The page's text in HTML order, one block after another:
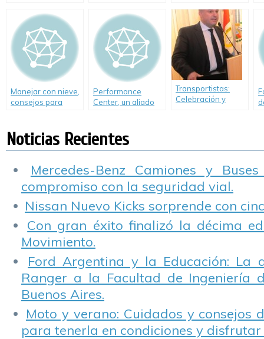
Consejos de
«Abriendo
Caminos Seguros»
del auto
Manejar con nieve,
consejos para
Performance
Center, un aliado
vacaciones.
Transportistas:
Celebración y
Noticias Recientes
Mercedes-Benz Camiones y
compromiso con la seguridad vial.
Nissan Nuevo Kicks sorprende con
Con gran éxito finalizó la décima
Movimiento.
Ford Argentina y la Educación: La
Ranger a la Facultad de Ingeniería
Buenos Aires.
Moto y verano: Cuidados y consejos
para tenerla en condiciones y disfrutar